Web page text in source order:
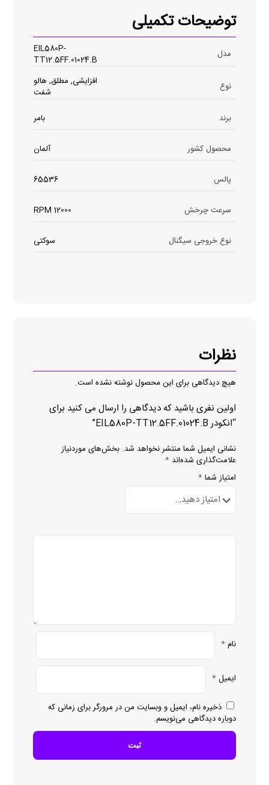
توضیحات تکمیلی
مدل
EIL580P-
TT12.5FF.01024.B
نوع
افزایشی, مطلق, هالو
شفت
برند
بامر
محصول کشور آلمان
پالس 65536
سرعت چرخش 12000 RPM
نوع خروجی سیگنال سوکتی
نظرات
هیچ دیدگاهی برای این محصول نوشته نشده است.
اولین نفری باشید که دیدگاهی را ارسال می کنید برای
“انکودر EIL580P-TT12.5FF.01024.B”
نشانی ایمیل شما منتشر نخواهد شد. بخش‌های موردنیاز
علامت‌گذاری شده‌اند *
امتیاز شما *
نام *
ایمیل *
ذخیره نام، ایمیل و وبسایت من در مرورگر برای زمانی که
دوباره دیدگاهی می‌نویسم.